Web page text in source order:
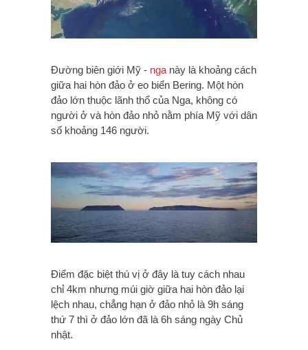
Đường biên giới Mỹ - nganày là khoảng cách
giữa hai hòn đảo ở eo biển Bering. Một hòn
đảo lớn thuộc lãnh thổ của Nga, không có
người ở và hòn đảo nhỏ nằm phía Mỹ với dân
số khoảng 146 người.
Điểm đặc biệt thú vị ở đây là tuy cách nhau
chỉ 4km nhưng múi giờ giữa hai hòn đảo lại
lệch nhau, chẳng hạn ở đảo nhỏ là 9h sáng
thứ 7 thì ở đảo lớn đã là 6h sáng ngày Chủ
nhật.